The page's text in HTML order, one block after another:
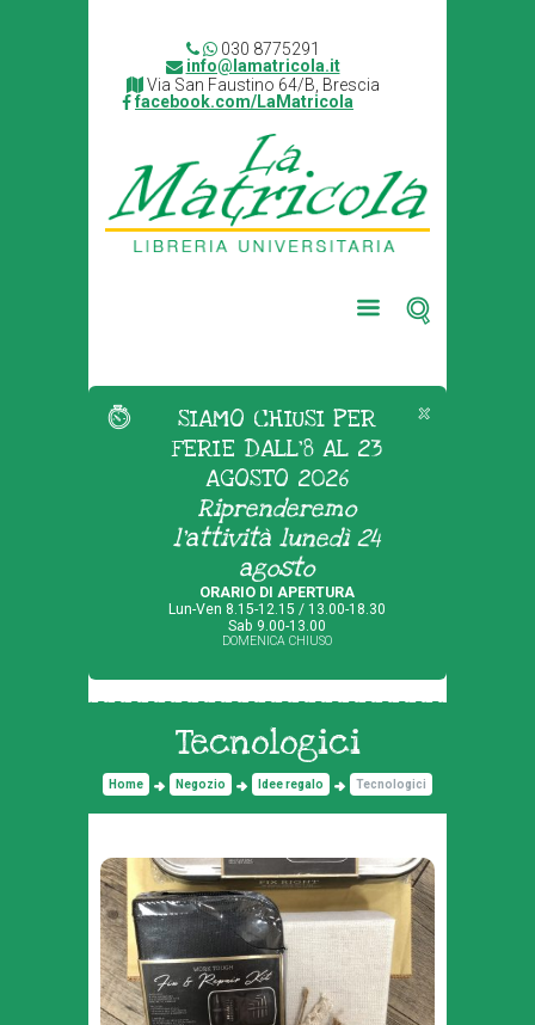
030 8775291
info@lamatricola.it
Via San Faustino 64/B, Brescia
facebook.com/LaMatricola
SIAMO CHIUSI PER
FERIE DALL'8 AL 23
AGOSTO 2026
Riprenderemo
l'attività lunedì 24
agosto
ORARIO DI APERTURA
Lun-Ven 8.15-12.15 / 13.00-18.30
Sab 9.00-13.00
DOMENICA CHIUSO
Tecnologici
Home Negozio Idee regalo Tecnologici